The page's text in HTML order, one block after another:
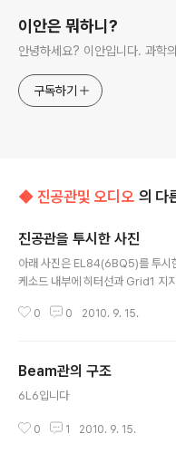
이안은 뭐하니?
안녕하세요? 이안입니다. 과학
구독하기
◆ 진공관및 오디오 의 다
진공관을 투시한 사진
아래 사진은 EL84(6BQ5)를 투시
케소드 내부에 히터선과 Grid1 지
해외 Site에서 퍼온사진입니다
를 위해서 당연히 5극관입니다.
0 0 2010. 9. 15.
Beam관의 구조
6L6입니다
0 1 2010. 9. 15.